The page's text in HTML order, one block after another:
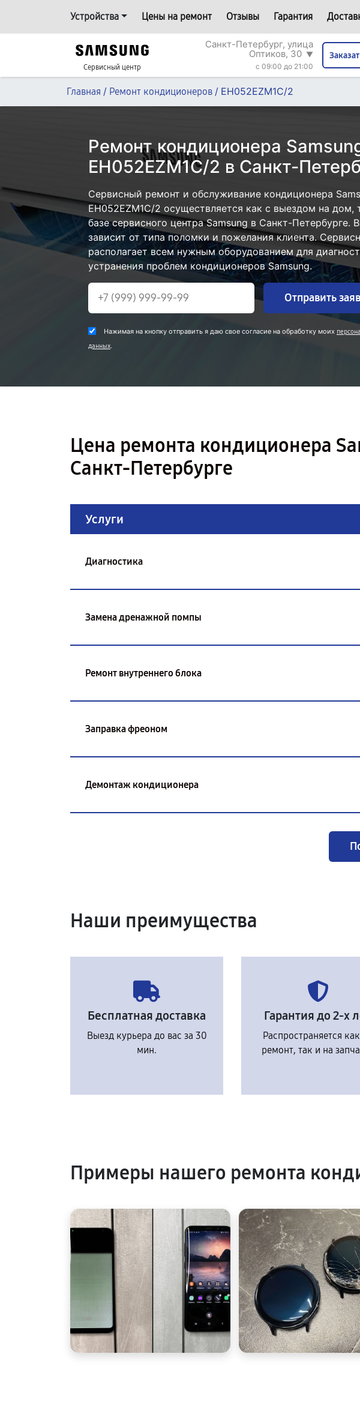
Устройства Цены на ремонт Отзывы Гарантия
Сервисный центр
Санкт-Петербург, улица
Оптиков, 30 ▼
c 09:00 до 21:00
Главная / Ремонт кондиционеров / EH052EZM1C/2
Ремонт кондиционера
EH052EZM1C/2 в Санкт-
Сервисный ремонт и обслуживание кондиционера
EH052EZM1C/2 осуществляется как с выездом на дом,
базе сервисного центра Samsung в Санкт-Петербурге.
зависит от типа поломки и пожелания клиента.
располагает всем нужным оборудованием для
устранения проблем кондиционеров Samsung.
Отправить
Нажимая на кнопку отправить я даю свое согласие на обработку моих
данных.
Цена ремонта кондиционера
Санкт-Петербурге
Услуги
Диагностика
Замена дренажной помпы
Ремонт внутреннего блока
Заправка фреоном
Демонтаж кондиционера
Наши преимущества
Бесплатная доставка
Выезд курьера до вас за 30
мин.
Гарантия до 2-х
Распространяется
ремонт, так и на
Примеры нашего ремонта